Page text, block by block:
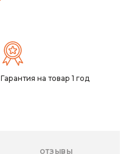
Гарантия на товар 1 год
ОТЗЫВЫ